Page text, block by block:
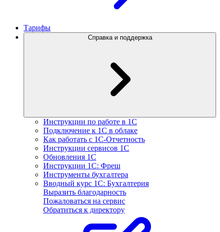
Тарифы
Справка и поддержка
Инструкции по работе в 1С
Подключение к 1С в облаке
Как работать с 1С‑Отчетность
Инструкции сервисов 1С
Обновления 1С
Инструкции 1С: Фреш
Инструменты бухгалтера
Вводный курс 1С: Бухгалтерия
Выразить благодарность
Пожаловаться на сервис
Обратиться к директору